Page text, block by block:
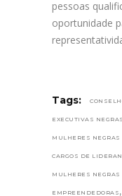
pessoas
oportunidade
Tags:
EXECUTIVAS NEGRAS
MULHERES NEGRAS
CARGOS DE
MULHERES NEGRAS
EMPREENDEDORAS ,